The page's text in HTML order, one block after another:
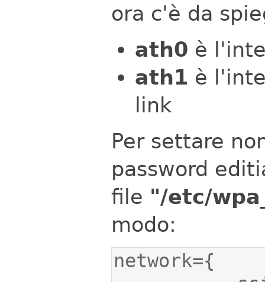
ora c'è da
ath0 è
ath1 è
link
Per settare
password
file "/etc/
modo: